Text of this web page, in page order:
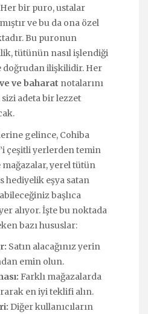
Her bir puro, ustalar
ve bu da ona özel
Bu puronun
tütünün nasıl işlendiği
doğrudan ilişkilidir. Her
ve baharat notalarını
adeta bir lezzet
gelince, Cohiba
çeşitli yerlerden temin
yerel tütün
hediyelik eşya satan
başlıca
alıyor. İşte bu noktada
bazı hususlar:
Satın alacağınız yerin
emin olun.
Farklı mağazalarda
en iyi teklifi alın.
Diğer kullanıcıların